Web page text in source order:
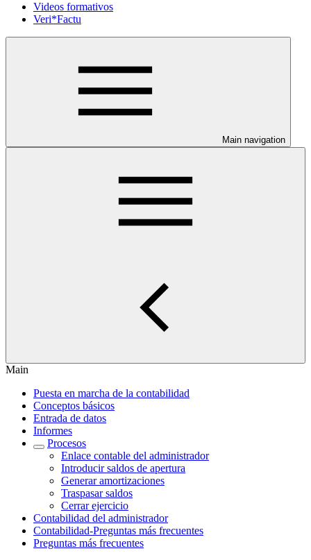
Videos formativos
Veri*Factu
Main navigation
Main
Puesta en marcha de la contabilidad
Conceptos básicos
Entrada de datos
Informes
Procesos
Enlace contable del administrador
Introducir saldos de apertura
Generar amortizaciones
Traspasar saldos
Cerrar ejercicio
Contabilidad del administrador
Contabilidad-Preguntas más frecuentes
Preguntas más frecuentes